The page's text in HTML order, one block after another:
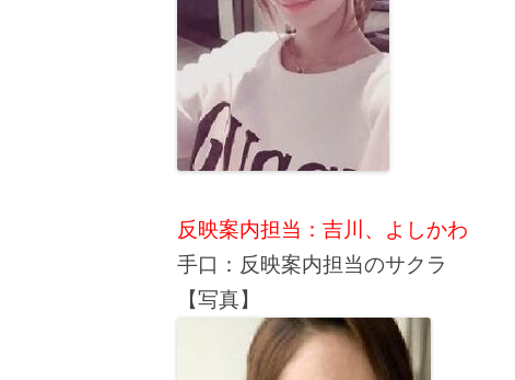
反映案内担当：吉川、よしかわ
手口：反映案内担当のサクラ
【写真】